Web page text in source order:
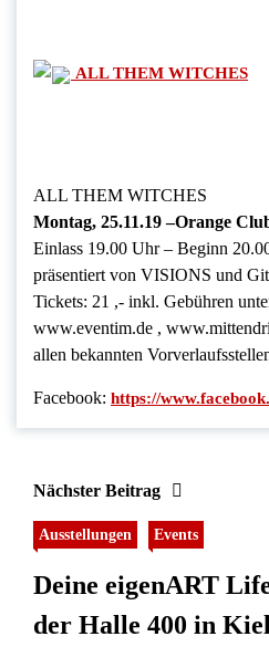
ALL THEM WITCHES
ALL THEM WITCHES
Montag, 25.11.19 –Orange
Einlass 19.00 Uhr – Beginn
präsentiert von VISIONS und
Tickets: 21 ,- inkl. Gebühren
www.eventim.de ,
allen bekannten
Facebook: https://
Nächster Beitrag
Ausstellungen Events
Deine eigenART
der Halle 400 in